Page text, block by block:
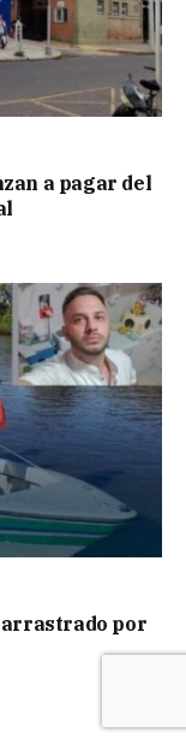
a pagar del
arrastrado por